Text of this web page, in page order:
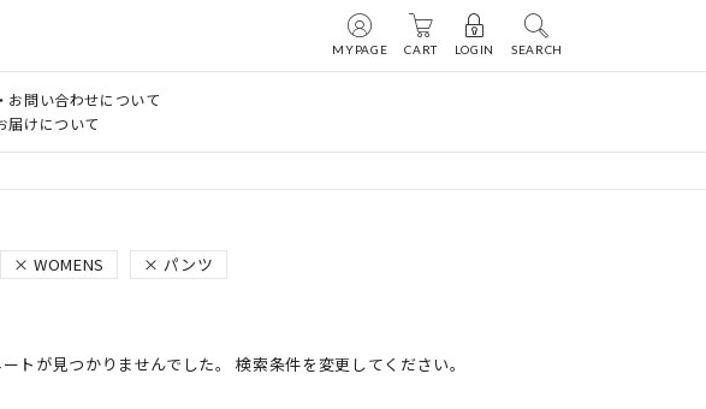
MYPAGE CART LOGIN SEARCH
お問い合わせについて
届けについて
WOMENS パンツ
トが見つかりませんでした。 検索条件を変更してください。